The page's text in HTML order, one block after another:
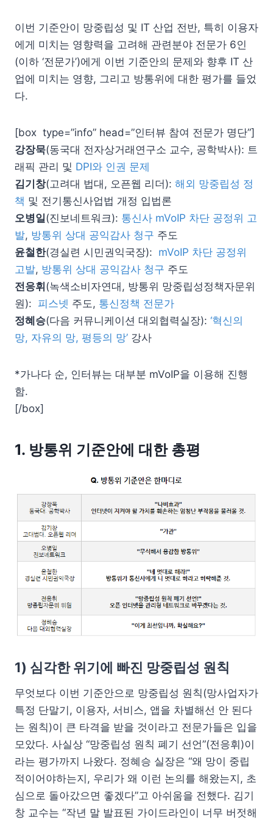
이번 기준안이 망중립성 및 IT 산업 전반, 특히 이용자
에게 미치는 영향력을 고려해 관련분야 전문가 6인
(이하 ‘전문가’)에게 이번 기준안의 문제와 향후 IT 산
업에 미치는 영향, 그리고 방통위에 대한 평가를 들었
다.
[box type=”info” head=”인터뷰 참여 전문가 명단”]
강장묵(동국대 전자상거래연구소 교수, 공학박사): 트
래픽 관리 및 DPI와 인권 문제
김기창(고려대 법대, 오픈웹 리더): 해외 망중립성 정
책 및 전기통신사업법 개정 입법론
오병일(진보네트워크): 통신사 mVoIP 차단 공정위 고
발, 방통위 상대 공익감사 청구 주도
윤철한(경실련 시민권익국장): mVoIP 차단 공정위
고발, 방통위 상대 공익감사 청구 주도
전응휘 (녹색소비자연대, 방통위 망중립성정책자문위
원): 피스넷 주도, 통신정책 전문가
정혜승(다음 커뮤니케이션 대외협력실장): ‘혁신의
망, 자유의 망, 평등의 망’ 강사
*가나다 순, 인터뷰는 대부분 mVoIP을 이용해 진행
함.
[/box]
1. 방통위 기준안에 대한 총평
1) 심각한 위기에 빠진 망중립성 원칙
무엇보다 이번 기준안으로 망중립성 원칙(망사업자가
특정 단말기, 이용자, 서비스, 앱을 차별해선 안 된다
는 원칙)이 큰 타격을 받을 것이라고 전문가들은 입을
모았다. 사실상 “망중립성 원칙 폐기 선언”(전응휘)이
라는 평가까지 나왔다. 정혜승 실장은 “왜 망이 중립
적이어야하는지, 우리가 왜 이런 논의를 해왔는지, 초
심으로 돌아갔으면 좋겠다”고 아쉬움을 전했다. 김기
창 교수는 “작년 말 발표된 가이드라인이 너무 버젓해